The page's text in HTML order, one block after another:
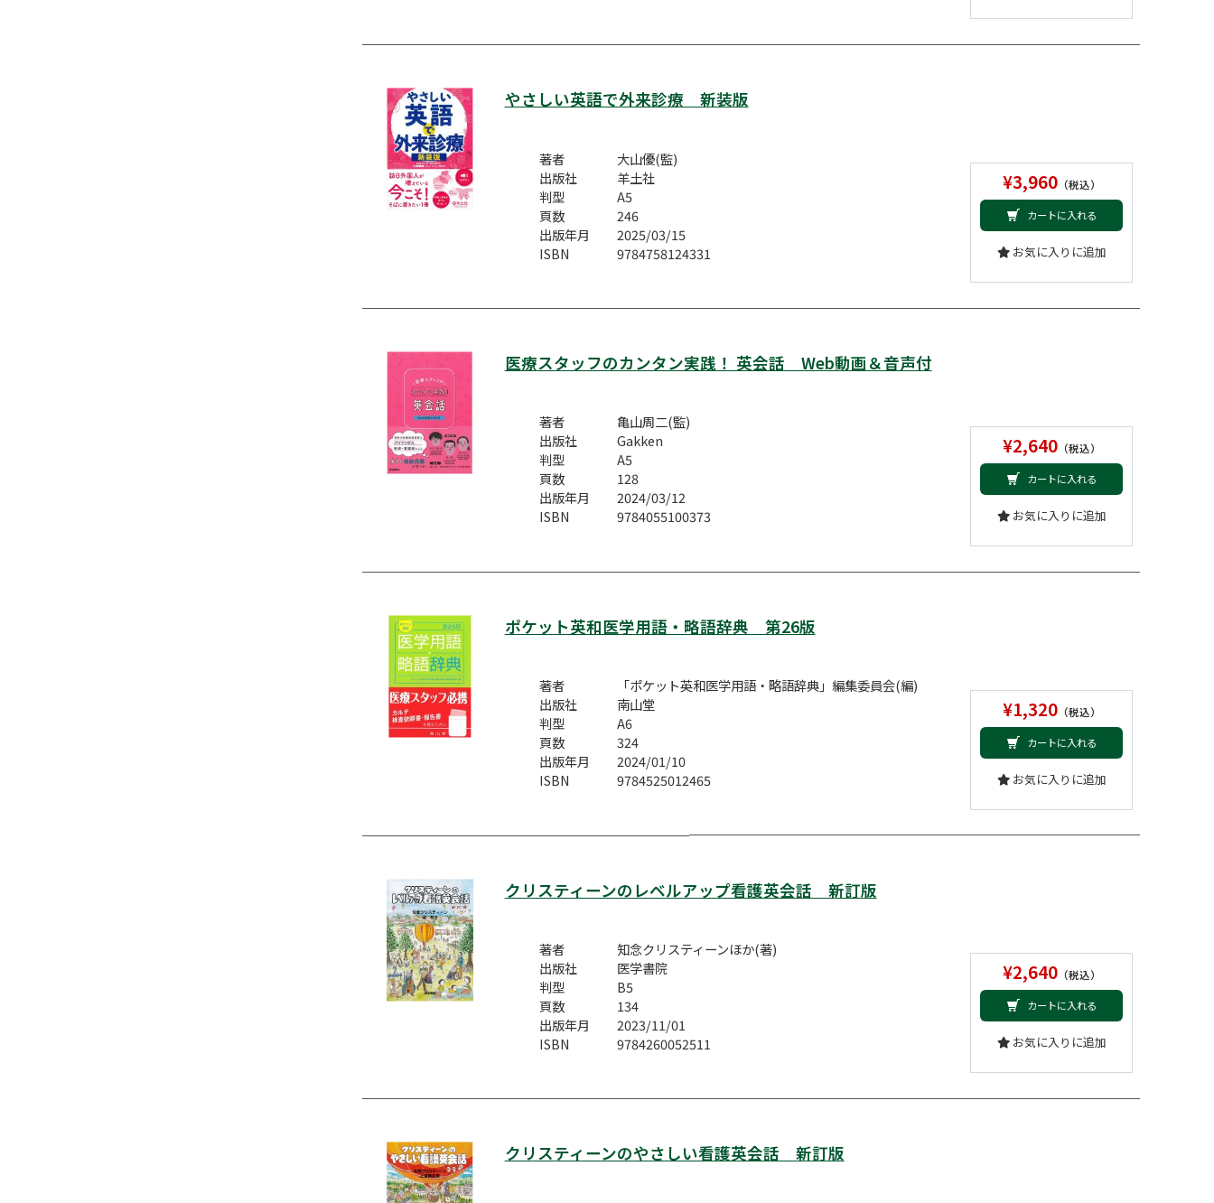
やさしい英語で外来診療 新装版
著者
大山優(監)
出版社
羊土社
判型
A5
頁数
246
出版年月
2025/03/15
ISBN
9784758124331
¥3,960（税込）
カートに入れる
お気に入りに追加
医療スタッフのカンタン実践！ 英会話 Web動画＆音声付
著者
亀山周二(監)
出版社
Gakken
判型
A5
頁数
128
出版年月
2024/03/12
ISBN
9784055100373
¥2,640（税込）
カートに入れる
お気に入りに追加
ポケット英和医学用語・略語辞典 第26版
著者
「ポケット英和医学用語・略語辞典」編集委員会(編)
出版社
南山堂
判型
A6
頁数
324
出版年月
2024/01/10
ISBN
9784525012465
¥1,320（税込）
カートに入れる
お気に入りに追加
クリスティーンのレベルアップ看護英会話 新訂版
著者
知念クリスティーンほか(著)
出版社
医学書院
判型
B5
頁数
134
出版年月
2023/11/01
ISBN
9784260052511
¥2,640（税込）
カートに入れる
お気に入りに追加
クリスティーンのやさしい看護英会話 新訂版